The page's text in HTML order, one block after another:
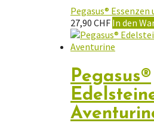
Pegasus® Essenzen
27,90 CHF In den
Pegasus®